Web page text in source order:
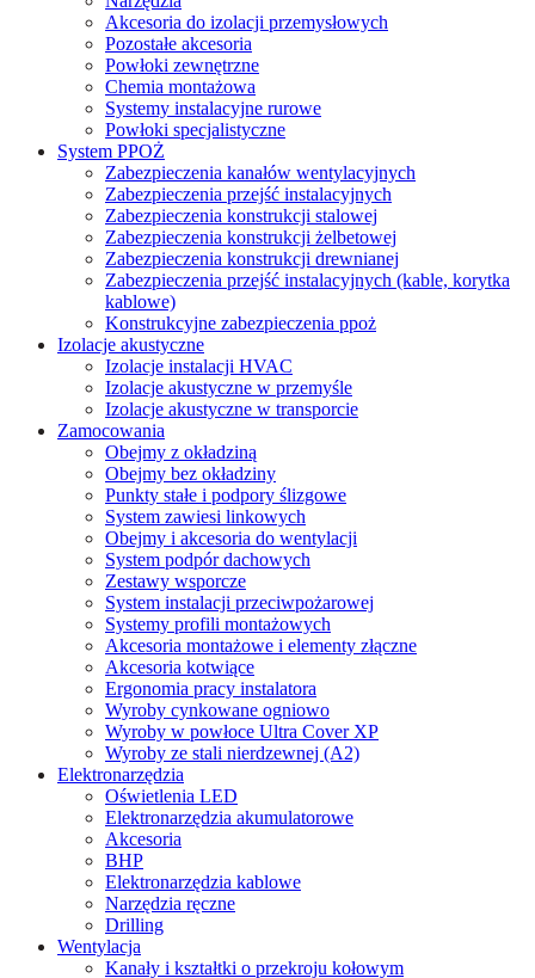
Akcesoria do izolacji przemysłowych
Pozostałe akcesoria
Powłoki zewnętrzne
Chemia montażowa
Systemy instalacyjne rurowe
Powłoki specjalistyczne
System PPOŻ
Zabezpieczenia kanałów wentylacyjnych
Zabezpieczenia przejść instalacyjnych
Zabezpieczenia konstrukcji stalowej
Zabezpieczenia konstrukcji żelbetowej
Zabezpieczenia konstrukcji drewnianej
Zabezpieczenia przejść instalacyjnych (kable, korytka
kablowe)
Konstrukcyjne zabezpieczenia ppoż
Izolacje akustyczne
Izolacje instalacji HVAC
Izolacje akustyczne w przemyśle
Izolacje akustyczne w transporcie
Zamocowania
Obejmy z okładziną
Obejmy bez okładziny
Punkty stałe i podpory ślizgowe
System zawiesi linkowych
Obejmy i akcesoria do wentylacji
System podpór dachowych
Zestawy wsporcze
System instalacji przeciwpożarowej
Systemy profili montażowych
Akcesoria montażowe i elementy złączne
Akcesoria kotwiące
Ergonomia pracy instalatora
Wyroby cynkowane ogniowo
Wyroby w powłoce Ultra Cover XP
Wyroby ze stali nierdzewnej (A2)
Elektronarzędzia
Oświetlenia LED
Elektronarzędzia akumulatorowe
Akcesoria
BHP
Elektronarzędzia kablowe
Narzędzia ręczne
Drilling
Wentylacja
Kanały i kształtki o przekroju kołowym